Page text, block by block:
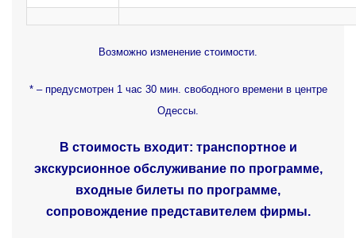
Возможно изменение стоимости.
* – предусмотрен 1 час 30 мин. свободного времени в центре
Одессы.
В стоимость входит: транспортное и
экскурсионное обслуживание по программе,
входные билеты по программе,
сопровождение представителем фирмы.